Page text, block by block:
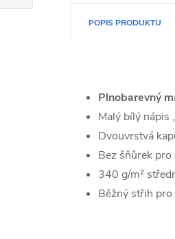
POPIS PRODUKTU
Plnobarevný
Malý bílý nápis
Dvouvrstvá
Bez šňůrek
340 g/m²
Běžný střih pro